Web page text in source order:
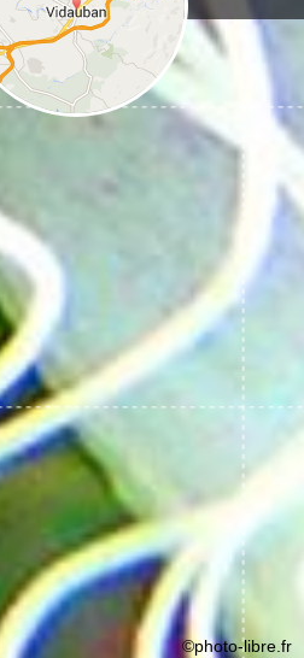
©photo-libre.fr